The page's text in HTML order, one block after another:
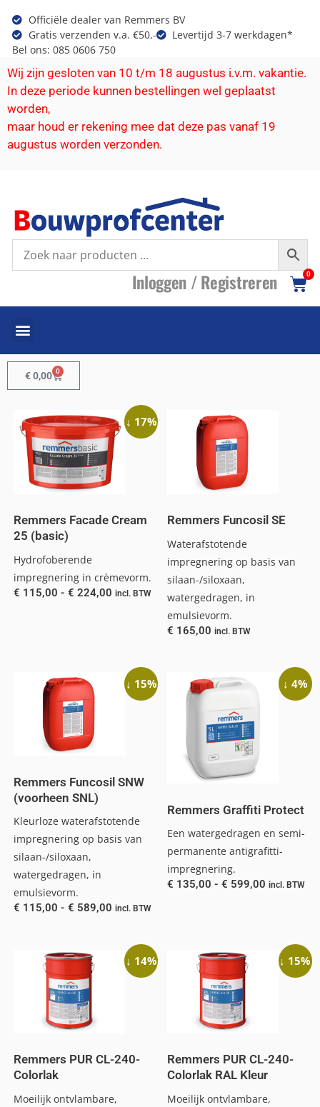
Officiële dealer van Remmers BV
Gratis verzenden v.a. €50,-
Levertijd 3-7 werkdagen*
Bel ons: 085 0606 750
Wij zijn gesloten van 10 t/m 18 augustus i.v.m. vakantie.
In deze periode kunnen bestellingen wel geplaatst
worden,
maar houd er rekening mee dat deze pas vanaf 19
augustus worden verzonden.
Inloggen /Registreren 0
€0,00 0
↓ 17%
Remmers Facade Cream
25 (basic)
Hydrofoberende
impregnering in crèmevorm.
€ 115,00 - € 224,00 incl. BTW
Remmers Funcosil SE
Waterafstotende
impregnering op basis van
silaan-/siloxaan,
watergedragen, in
emulsievorm.
€ 165,00 incl. BTW
↓ 15%
Remmers Funcosil SNW
(voorheen SNL)
Kleurloze waterafstotende
impregnering op basis van
silaan-/siloxaan,
watergedragen, in
emulsievorm.
€ 115,00 - € 589,00 incl. BTW
↓ 4%
Remmers Graffiti Protect
Een watergedragen en semi-
permanente antigrafitti-
impregnering.
€ 135,00 - € 599,00 incl. BTW
↓ 14%
Remmers PUR CL-240-
Colorlak
Moeilijk ontvlambare,
↓ 15%
Remmers PUR CL-240-
Colorlak RAL Kleur
Moeilijk ontvlambare,